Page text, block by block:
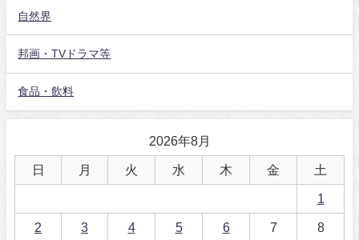
自然界
邦画・TVドラマ等
食品・飲料
2026年8月
日 月 火 水 木 金 土
1
2 3 4 5 6 7 8